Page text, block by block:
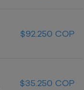
$92.250 COP
$35.250 COP